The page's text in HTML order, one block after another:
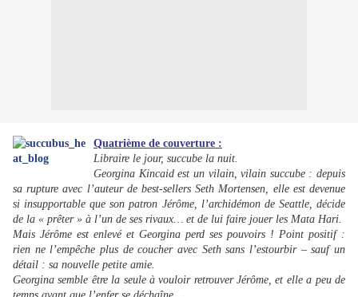
Quatrième de couverture :
Libraire le jour, succube la nuit.
Georgina Kincaid est un vilain, vilain succube : depuis
sa rupture avec l’auteur de best-sellers Seth Mortensen, elle est devenue
si insupportable que son patron Jérôme, l’archidémon de Seattle, décide
de la « prêter » à l’un de ses rivaux… et de lui faire jouer les Mata Hari.
Mais Jérôme est enlevé et Georgina perd ses pouvoirs ! Point positif :
rien ne l’empêche plus de coucher avec Seth sans l’estourbir – sauf un
détail : sa nouvelle petite amie.
Georgina semble être la seule à vouloir retrouver Jérôme, et elle a peu de